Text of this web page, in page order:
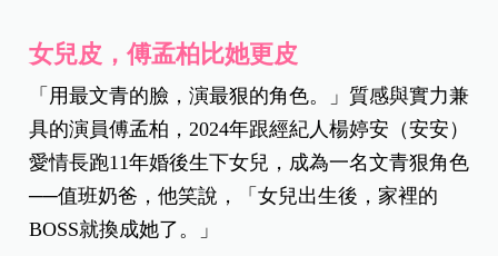
女兒皮，傅孟柏比她更皮
「用最文青的臉，演最狠的角色。」質感與實力兼
具的演員傅孟柏，2024年跟經紀人楊婷安（安安）
愛情長跑11年婚後生下女兒，成為一名文青狠角色
──值班奶爸，他笑說，「女兒出生後，家裡的
BOSS就換成她了。」